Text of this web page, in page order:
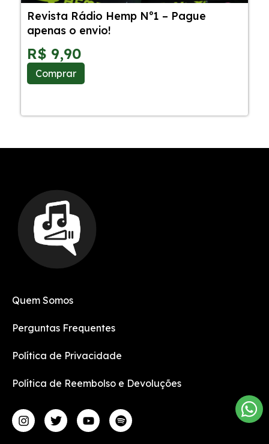
Revista Rádio Hemp Nº1 – Pague
apenas o envio!
R$ 9,90
Comprar
Quem Somos
Perguntas Frequentes
Política de Privacidade
Política de Reembolso e Devoluções